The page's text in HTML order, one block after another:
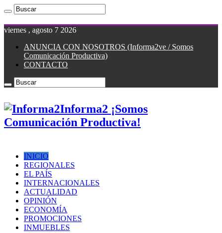
viernes , agosto 7 2026
ANUNCIA CON NOSOTROS (Informa2ve / Somos
Comunicación Productiva)
CONTACTO
Informa2 ¡Somos
Comunicación Productiva!
INICIO
REGIONALES
EL PAÍS
INTERNACIONALES
ACTUALIDAD
OPINIÓN
ECONOMÍA
PROMOCIONES
INMUEBLES